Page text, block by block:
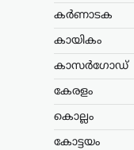
കർണാടക
കായികം
കാസർഗോഡ്
കേരളം
കൊല്ലം
കോട്ടയം